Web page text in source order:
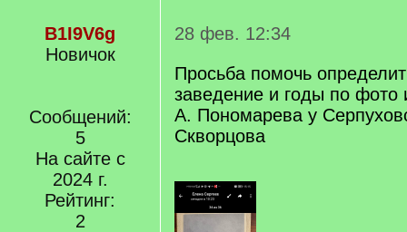
B1I9V6g
Новичок
Сообщений:
5
На сайте с
2024 г.
Рейтинг:
2
28 фев. 12:34
Просьба помочь
заведение и годы по фото
А. Пономарева у
Скворцова